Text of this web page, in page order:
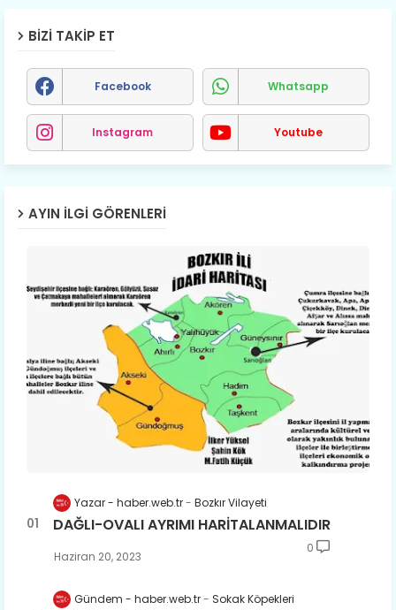
BIZI TAKIP ET
Facebook Whatsapp
Instagram Youtube
AYIN İLGI GÖRENLERI
Yazar - haber.web.tr Bozkır Vilayeti
DAĞLI-OVALI AYRIMI HARİTALANMALIDIR
Haziran 20, 2023
0
Gündem - haber.web.tr Sokak Köpekleri